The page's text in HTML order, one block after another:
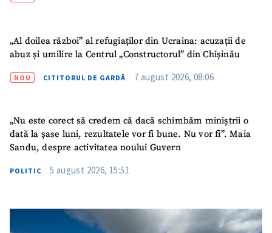
„Al doilea război” al refugiaților din Ucraina: acuzații de
abuz și umilire la Centrul „Constructorul” din Chișinău
NOU CITITORUL DE GARDĂ 7 august 2026, 08:06
„Nu este corect să credem că dacă schimbăm miniștrii o
dată la șase luni, rezultatele vor fi bune. Nu vor fi”. Maia
Sandu, despre activitatea noului Guvern
POLITIC 5 august 2026, 15:51